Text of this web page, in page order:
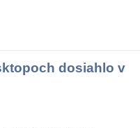
dosiahlo v